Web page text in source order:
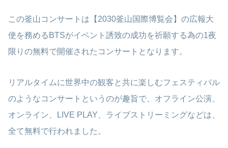
この釜山コンサートは【2030釜山国際博覧会】の広報大
使を務めるBTSがイベント誘致の成功を祈願する為の1夜
限りの無料で開催されたコンサートとなります。
リアルタイムに世界中の観客と共に楽しむフェスティバル
のようなコンサートというのが趣旨で、オフライン公演、
オンライン、LIVE PLAY、ライブストリーミングなどは、
全て無料で行われました。